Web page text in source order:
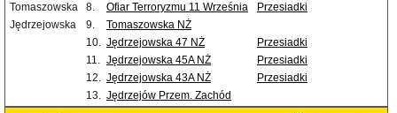
Tomaszowska
8. Ofiar Terroryzmu 11 Września
Przesiadki
Jędrzejowska
9.
Tomaszowska NŻ
10. Jędrzejowska 47 NŻ
Przesiadki
11. Jędrzejowska 45A NŻ
Przesiadki
12. Jędrzejowska 43A NŻ
Przesiadki
13. Jędrzejów Przem. Zachód